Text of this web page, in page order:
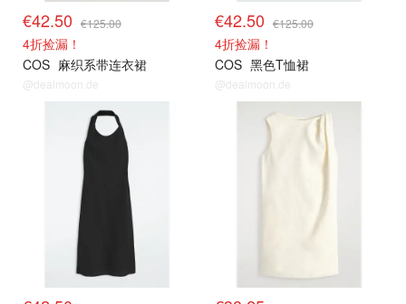
€42.50 €125.00
4折捡漏！
COS 麻织系带连衣裙
@dealmoon.de
€42.50 €125.00
4折捡漏！
COS 黑色T恤裙
@dealmoon.de